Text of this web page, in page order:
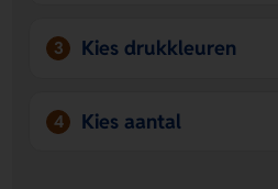
3 Kies drukkleuren
4 Kies aantal